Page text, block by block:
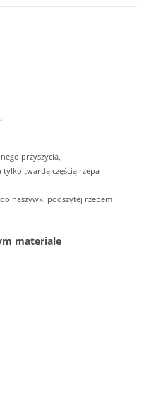
przyszycia,
tylko twardą częścią rzepa
naszywki podszytej rzepem
materiale